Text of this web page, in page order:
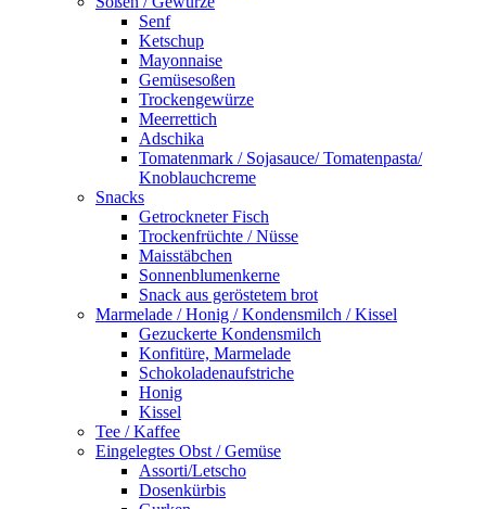
Senf
Ketschup
Mayonnaise
Gemüsesoßen
Trockengewürze
Meerrettich
Adschika
Tomatenmark / Sojasauce/ Tomatenpasta/
Knoblauchcreme
Snacks
Getrockneter Fisch
Trockenfrüchte / Nüsse
Maisstäbchen
Sonnenblumenkerne
Snack aus geröstetem brot
Marmelade / Honig / Kondensmilch / Kissel
Gezuckerte Kondensmilch
Konfitüre, Marmelade
Schokoladenaufstriche
Honig
Kissel
Tee / Kaffee
Eingelegtes Obst / Gemüse
Assorti/Letscho
Dosenkürbis